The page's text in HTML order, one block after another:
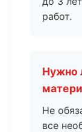
работ.
Нужно
Не
все